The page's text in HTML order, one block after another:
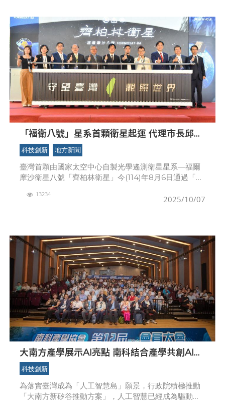
「福衛八號」星系首顆衛星起運 代理市長邱臣
遠：竹市成為太空產業重要基地
科技創新 地方新聞
臺灣首顆由國家太空中心自製光學遙測衛星星系—福爾
摩沙衛星八號「齊柏林衛星」今(114)年8月6日通過「衛
式，總統賴清德、國科會主委吳誠文
2025/10/07
13234
大南方產學展示AI亮點 南科結合產學共創AI新
契機
科技創新
為落實臺灣成為「人工智慧島」願景，行政院積極推動
「大南方新矽谷推動方案」，人工智慧已經成為驅動產